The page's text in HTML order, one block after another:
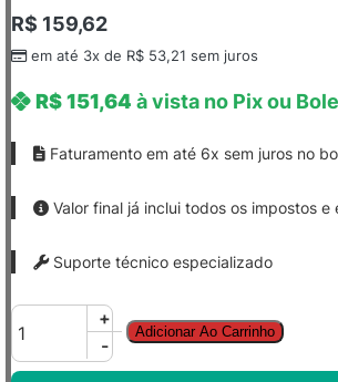
R$ 159,62
em até 3x de R$ 53,21 sem juros
R$151,64 à vista no Pix ou
Faturamento em até 6x sem juros no
Valor final já inclui todos os impostos e
Suporte técnico especializado
W
n
+
-
Adicionar Ao Carrinho